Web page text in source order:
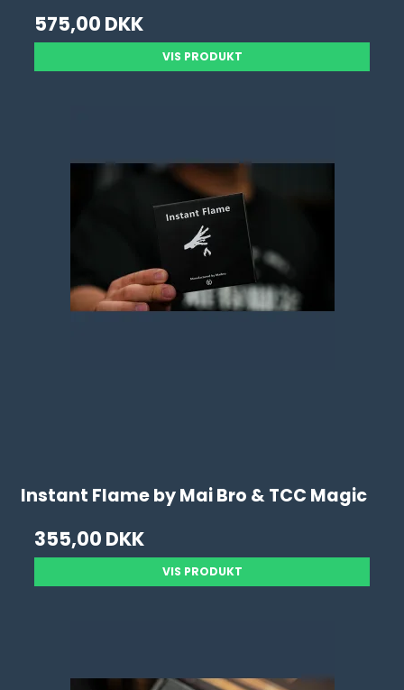
575,00 DKK
VIS PRODUKT
Instant Flame by Mai Bro & TCC Magic
355,00 DKK
VIS PRODUKT